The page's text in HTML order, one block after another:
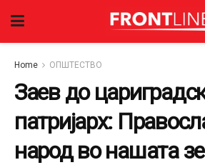
Home ОПШТЕСТВО
Заев до
патријарх:
народ во нашата